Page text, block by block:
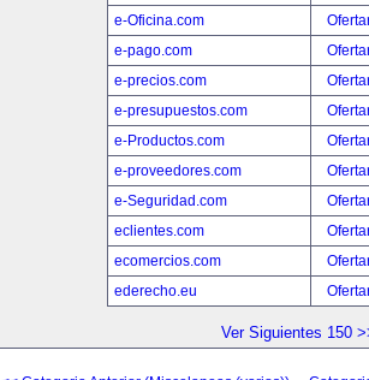
e-Oficina.com
e-pago.com
e-precios.com
e-presupuestos.com
e-Productos.com
e-proveedores.com
e-Seguridad.com
eclientes.com
ecomercios.com
ederecho.eu
Ver Siguientes 150